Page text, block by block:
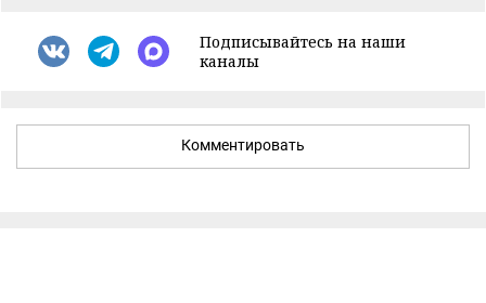
Подписывайтесь на наши
каналы
Комментировать